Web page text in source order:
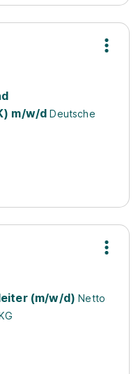
m/w/d Deutsche
(m/w/d) Netto